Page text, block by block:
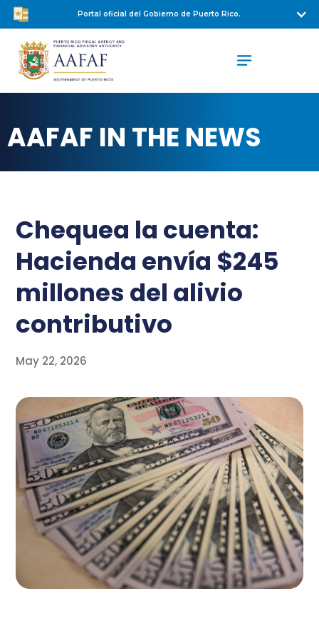
Portal oficial del Gobierno de Puerto Rico.
AAFAF IN THE NEWS
Chequea la cuenta:
Hacienda envía $245
millones del alivio
contributivo
May 22, 2026